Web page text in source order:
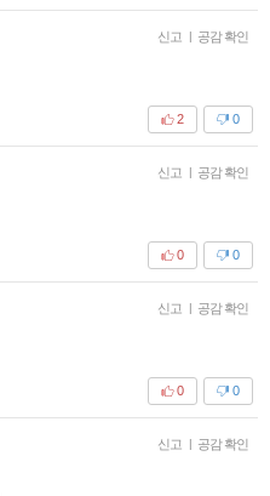
신고 | 공감 확인
0
2
신고 | 공감 확인
0
0
신고 | 공감 확인
0
0
신고 | 공감 확인